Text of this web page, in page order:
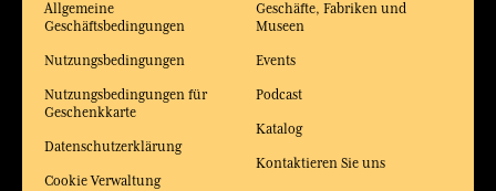
Allgemeine
Geschäftsbedingungen
Nutzungsbedingungen
Nutzungsbedingungen für
Geschenkkarte
Datenschutzerklärung
Cookie Verwaltung
Geschäfte, Fabriken und
Museen
Events
Podcast
Katalog
Kontaktieren Sie uns